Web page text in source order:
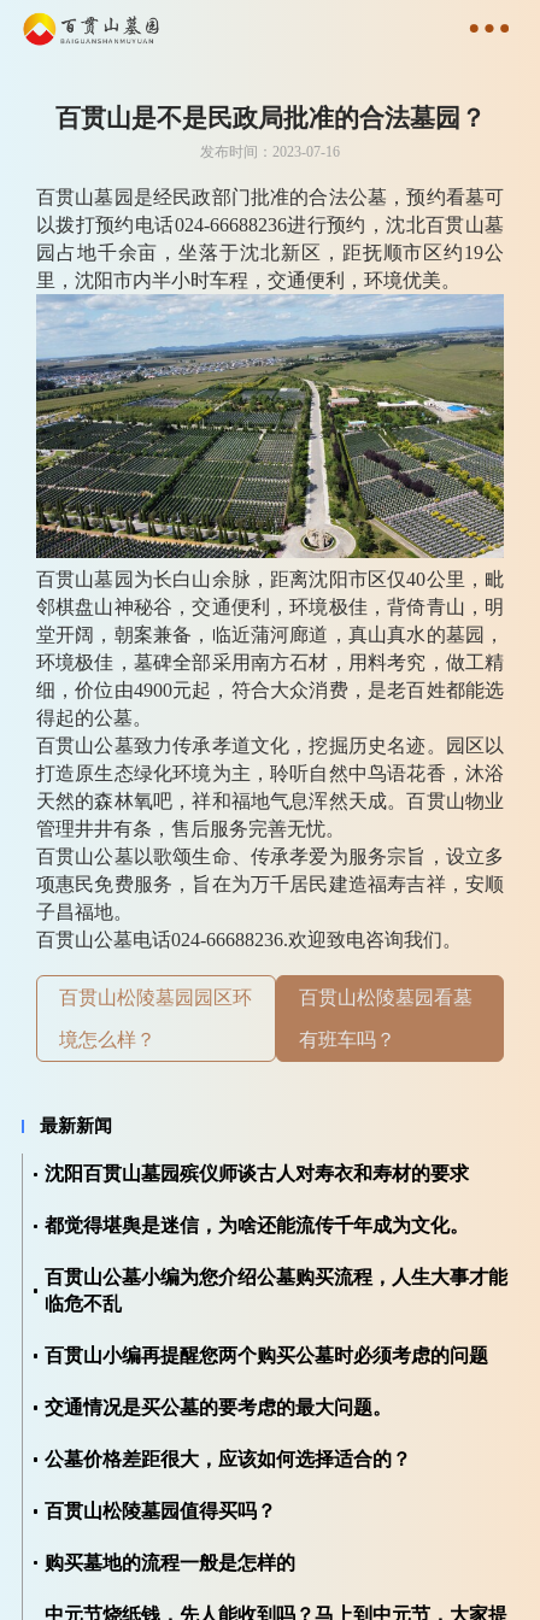
百贯山是不是民政局批准的合法墓园？
发布时间：2023-07-16
百贯山墓园是经民政部门批准的合法公墓，预约看墓可
以拨打预约电话024-66688236进行预约，沈北百贯山墓
园占地千余亩，坐落于沈北新区，距抚顺市区约19公
里，沈阳市内半小时车程，交通便利，环境优美。
百贯山墓园为长白山余脉，距离沈阳市区仅40公里，毗
邻棋盘山神秘谷，交通便利，环境极佳，背倚青山，明
堂开阔，朝案兼备，临近蒲河廊道，真山真水的墓园，
环境极佳，墓碑全部采用南方石材，用料考究，做工精
细，价位由4900元起，符合大众消费，是老百姓都能选
得起的公墓。
百贯山公墓致力传承孝道文化，挖掘历史名迹。园区以
打造原生态绿化环境为主，聆听自然中鸟语花香，沐浴
天然的森林氧吧，祥和福地气息浑然天成。百贯山物业
管理井井有条，售后服务完善无忧。
百贯山公墓以歌颂生命、传承孝爱为服务宗旨，设立多
项惠民免费服务，旨在为万千居民建造福寿吉祥，安顺
子昌福地。
百贯山公墓电话024-66688236.欢迎致电咨询我们。
百贯山松陵墓园园区环
境怎么样？
百贯山松陵墓园看墓
有班车吗？
最新新闻
沈阳百贯山墓园殡仪师谈古人对寿衣和寿材的要求
都觉得堪舆是迷信，为啥还能流传千年成为文化。
百贯山公墓小编为您介绍公墓购买流程，人生大事才能
临危不乱
百贯山小编再提醒您两个购买公墓时必须考虑的问题
交通情况是买公墓的要考虑的最大问题。
公墓价格差距很大，应该如何选择适合的？
百贯山松陵墓园值得买吗？
购买墓地的流程一般是怎样的
中元节烧纸钱，先人能收到吗？马上到中元节，大家提